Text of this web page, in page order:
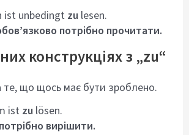
ist unbedingt zu lesen.
потрібно прочитати.
конструкціях з „zu“
те, що щось має бути зроблено.
ist zu lösen.
вирішити.